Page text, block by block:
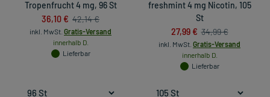
Tropenfrucht 4 mg, 96 St
36,10 € 42,14 €
inkl. MwSt. Gratis-Versand
innerhalb D.
Lieferbar
freshmint 4 mg Nicotin, 105
St
27,99 € 34,99 €
inkl. MwSt. Gratis-Versand
innerhalb D.
Lieferbar